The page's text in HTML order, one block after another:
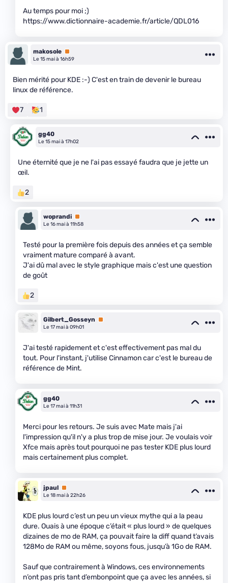
Au temps pour moi ;)
https://www.dictionnaire-academie.fr/article/QDL016
makosole Premium
Le 15 mai à 16h59
Bien mérité pour KDE :-) C'est en train de devenir le bureau
linux de référence.
7 1
gg40
Le 15 mai à 17h02
Une éternité que je ne l'ai pas essayé faudra que je jette un
œil.
2
woprandi Premium
Le 16 mai à 11h58
Testé pour la première fois depuis des années et ça semble
vraiment mature comparé à avant.
J'ai dû mal avec le style graphique mais c'est une question
de goût
2
Gilbert_Gosseyn
Premium
Le 17 mai à 09h01
J'ai testé rapidement et c'est effectivement pas mal du
tout. Pour l'instant, j'utilise Cinnamon car c'est le bureau de
référence de Mint.
gg40
Le 17 mai à 11h31
Merci pour les retours. Je suis avec Mate mais j'ai
l'impression qu'il n'y a plus trop de mise jour. Je voulais voir
Xfce mais après tout pourquoi ne pas tester KDE plus lourd
mais certainement plus complet.
jpaul Premium
Le 18 mai à 22h26
KDE plus lourd c’est un peu un vieux mythe qui a la peau
dure. Ouais à une époque c’était « plus lourd » de quelques
dizaines de mo de RAM, ça pouvait faire la diff quand t’avais
128Mo de RAM ou même, soyons fous, jusqu’à 1Go de RAM.
Sauf que contrairement à Windows, ces environnements
n’ont pas pris tant d’embonpoint que ça avec les années, si